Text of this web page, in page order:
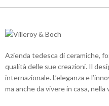
Azienda tedesca di ceramiche,
qualità delle sue creazioni. Il
internazionale. L’eleganza e
ma anche da vivere in casa,